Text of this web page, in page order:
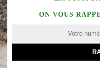
ON VOUS